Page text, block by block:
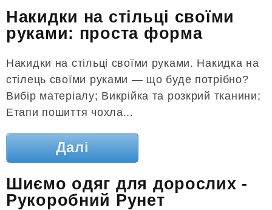
Накидки на стільці своїми
руками: проста форма
Накидки на стільці своїми руками. Накидка на
стілець своїми руками — що буде потрібно?
Вибір матеріалу; Викрійка та розкрий тканини;
Етапи пошиття чохла...
Далі
Шиємо одяг для дорослих -
Рукоробний Рунет